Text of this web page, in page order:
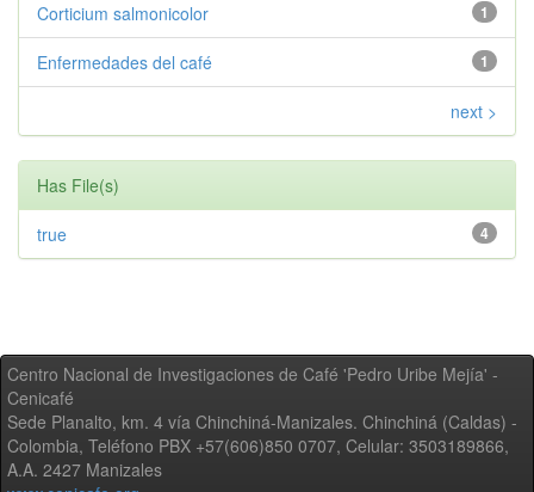
1
Corticium salmonicolor
1
Enfermedades del café
next >
Has File(s)
4
true
Centro Nacional de Investigaciones de Café 'Pedro Uribe Mejía' -
Cenicafé
Sede Planalto, km. 4 vía Chinchiná-Manizales. Chinchiná (Caldas) -
Colombia, Teléfono PBX +57(606)850 0707, Celular: 3503189866,
A.A. 2427 Manizales